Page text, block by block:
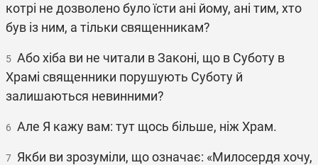
котрі не дозволено було їсти ані йому, ані тим, хто
був із ним, а тільки священникам?
5 Або хіба ви не читали в Законі, що в Суботу в
Храмі священники порушують Суботу й
залишаються невинними?
6 Але Я кажу вам: тут щось більше, ніж Храм.
7 Якби ви зрозуміли, що означає: «Милосердя хочу,